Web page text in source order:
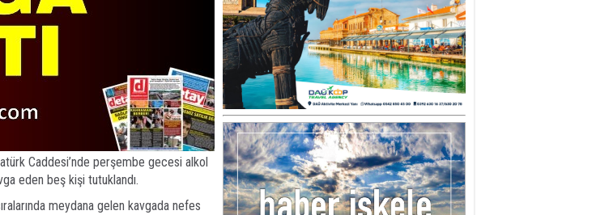
Caddesi’nde perşembe gecesi alkol
eden beş kişi tutuklandı.
meydana gelen kavgada nefes